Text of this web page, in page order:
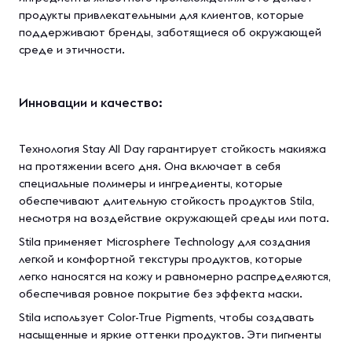
продукты привлекательными для клиентов, которые
поддерживают бренды, заботящиеся об окружающей
среде и этичности.
Инновации и качество:
Технология Stay All Day гарантирует стойкость макияжа
на протяжении всего дня. Она включает в себя
специальные полимеры и ингредиенты, которые
обеспечивают длительную стойкость продуктов Stila,
несмотря на воздействие окружающей среды или пота.
Stila применяет Microsphere Technology для создания
легкой и комфортной текстуры продуктов, которые
легко наносятся на кожу и равномерно распределяются,
обеспечивая ровное покрытие без эффекта маски.
Stila использует Color-True Pigments, чтобы создавать
насыщенные и яркие оттенки продуктов. Эти пигменты